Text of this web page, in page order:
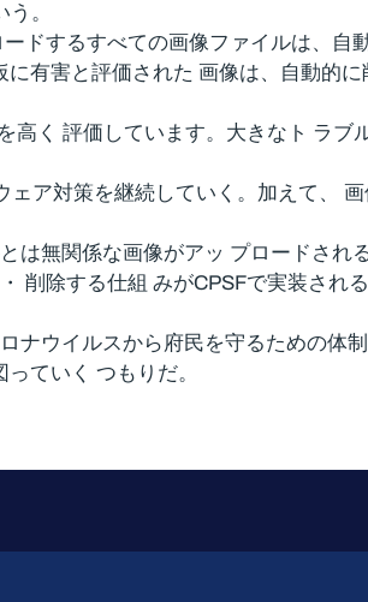
。
ドするすべての画像ファイルは、
有害と評価された 画像は、自動的
高く 評価しています。大きなト ラ
ア対策を継続していく。加えて、
は無関係な画像がアッ プロードさ
除する仕組 みがCPSFで実装され
ウイルスから府民を守るための体
ていく つもりだ。